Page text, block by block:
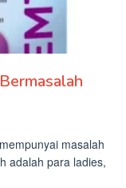
masalah
adalah para ladies,